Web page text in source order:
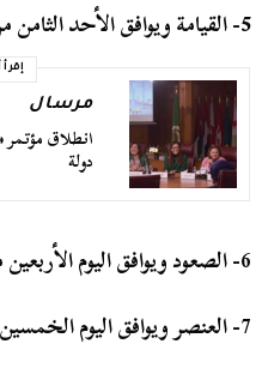
5- القيامة ويوافق الأحد الثامن من الصوم الكبير.
مرسال
دولة
6- الصعود ويوافق اليوم الأربعين من القيامة.
7- العنصر ويوافق اليوم الخمسين من القيامة.